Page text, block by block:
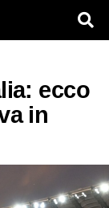
ecco
in